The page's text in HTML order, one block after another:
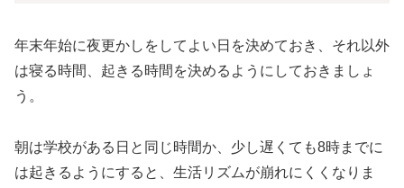
年末年始に夜更かしをしてよい日を決めておき、それ以外
は寝る時間、起きる時間を決めるようにしておきましょ
う。
朝は学校がある日と同じ時間か、少し遅くても8時までに
は起きるようにすると、生活リズムが崩れにくくなりま